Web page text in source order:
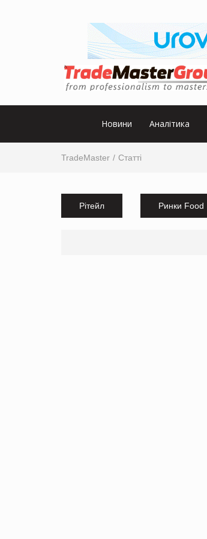
Новини Аналітика
TradeMaster Статті
Рітейл Ринки Food